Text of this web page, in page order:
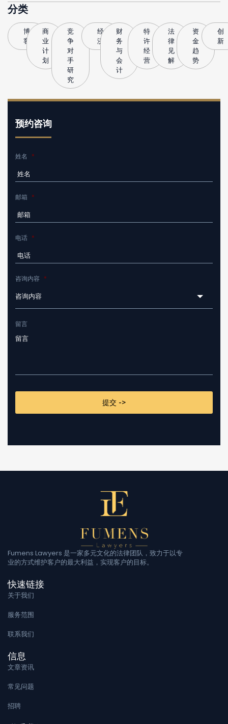
分类
博
客
商
业
计
划
竞
争
对
手
研
究
经
济
财
务
与
会
计
特
许
经
营
法
律
见
解
资
金
趋
势
创
新
预约咨询
姓名 *
邮箱 *
电话 *
咨询内容 *
咨询内容
留言
Fumens Lawyers 是一家多元文化的法律团队，致力于以专
业的方式维护客户的最大利益，实现客户的目标。
快速链接
关于我们
服务范围
联系我们
信息
文章资讯
常见问题
招聘